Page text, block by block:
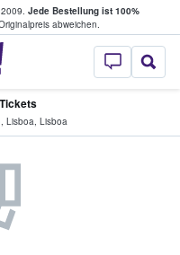
Jede Bestellung ist 100%
abweichen.
StubHub - Wo
, Lisboa, Lisboa